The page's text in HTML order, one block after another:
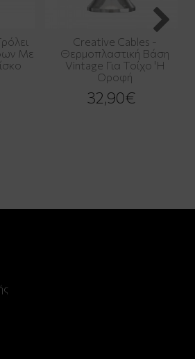
Με
Creative Cables -
Θερμοπλαστική Βάση
Vintage Για Τοίχο 'Η
Οροφή
32,90€